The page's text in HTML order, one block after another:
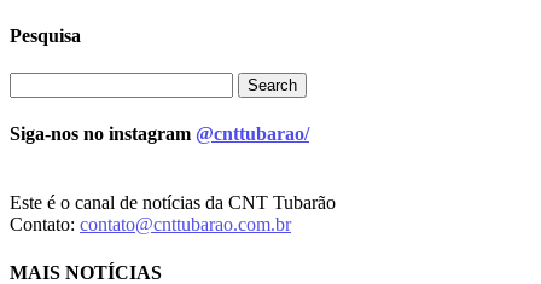
Pesquisa
Siga-nos no instagram @cnttubarao/
Este é o canal de notícias da CNT Tubarão
Contato: contato@cnttubarao.com.br
MAIS NOTÍCIAS